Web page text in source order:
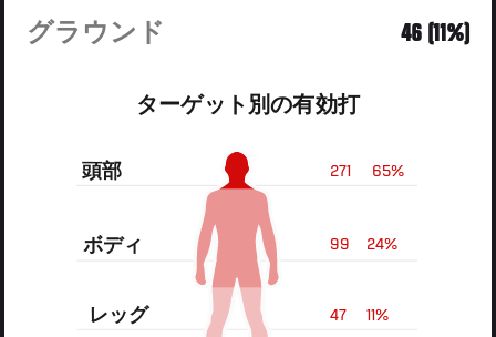
グラウンド
46 (11%)
ターゲット別の有効打
65%
271
頭部
24%
99
ボディ
11%
47
レッグ